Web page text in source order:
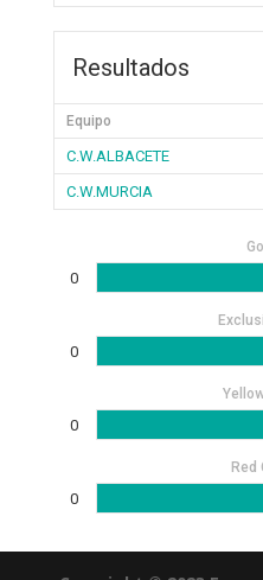
Resultados
Equipo
C.W.ALBACETE
C.W.MURCIA
0
0
0
Red
0